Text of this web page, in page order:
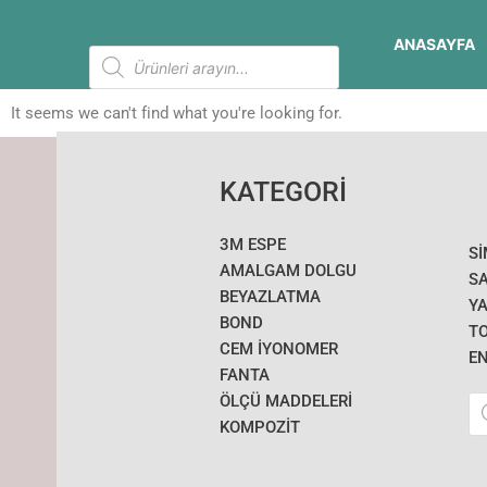
Products
search
ANASAYFA
It seems we can't find what you're looking for.
KATEGORİ
3M ESPE
AMALGAM DOLGU
BEYAZLATMA
BOND
CEM İYONOMER
FANTA
ÖLÇÜ MADDELERI
KOMPOZİT